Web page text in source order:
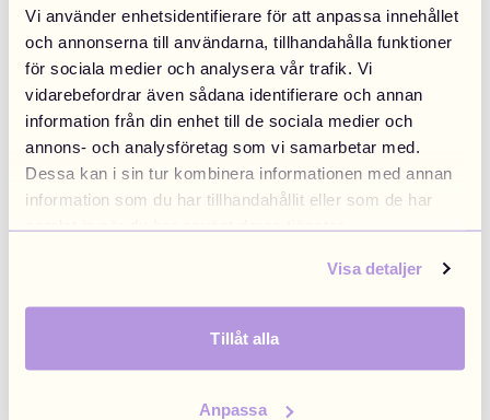
Vi använder enhetsidentifierare för att anpassa innehållet
och annonserna till användarna, tillhandahålla funktioner
för sociala medier och analysera vår trafik. Vi
vidarebefordrar även sådana identifierare och annan
information från din enhet till de sociala medier och
annons- och analysföretag som vi samarbetar med.
Dessa kan i sin tur kombinera informationen med annan
information som du har tillhandahållit eller som de har
samlat in när du har använt deras tjänster.
Visa detaljer
Tillåt alla
Anpassa
Application error: a client-side exception has occurred (see the
browser console for more information).